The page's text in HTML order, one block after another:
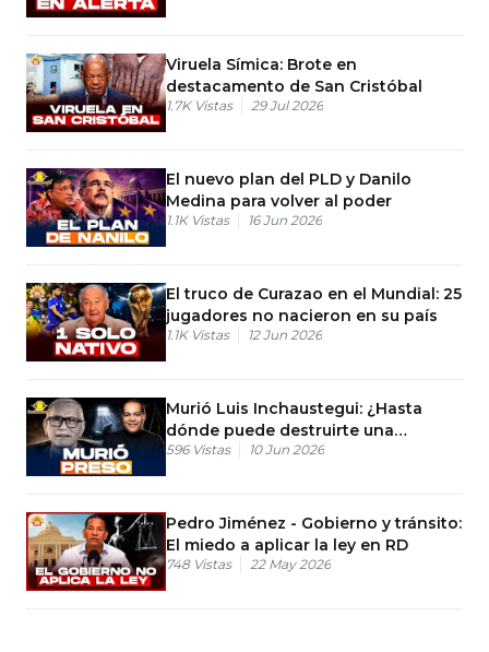
Viruela Símica: Brote en
destacamento de San Cristóbal
1.7K Vistas 29 Jul 2026
El nuevo plan del PLD y Danilo
Medina para volver al poder
1.1K Vistas 16 Jun 2026
El truco de Curazao en el Mundial: 25
jugadores no nacieron en su país
1.1K Vistas 12 Jun 2026
Murió Luis Inchaustegui: ¿Hasta
dónde puede destruirte una
demanda de manutención?
596 Vistas 10 Jun 2026
Pedro Jiménez - Gobierno y tránsito:
El miedo a aplicar la ley en RD
748 Vistas 22 May 2026